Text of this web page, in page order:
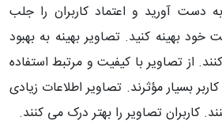
دست آورید و اعتماد کاربران را جلب
بهینه کنید. تصاویر بهینه به بهبود
از تصاویر با کیفیت و مرتبط استفاده
بسیار مؤثرند. تصاویر اطلاعات زیادی
کاربران تصاویر را بهتر درک می کنند.